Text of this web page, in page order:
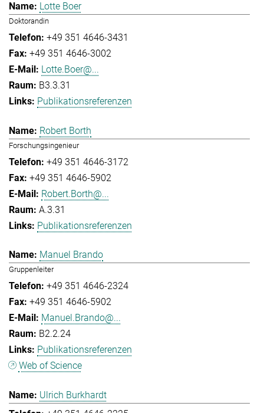
Lotte Boer
Doktorandin
+49 351 4646-3431
+49 351 4646-3002
Lotte.Boer@...
B3.3.31
Publikationsreferenzen
Robert Borth
Forschungsingenieur
+49 351 4646-3172
+49 351 4646-5902
Robert.Borth@...
A.3.31
Publikationsreferenzen
Manuel Brando
Gruppenleiter
+49 351 4646-2324
+49 351 4646-5902
Manuel.Brando@...
B2.2.24
Publikationsreferenzen
Web of Science
Ulrich Burkhardt